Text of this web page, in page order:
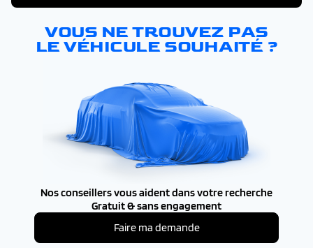
VOUS NE TROUVEZ PAS
LE VÉHICULE SOUHAITÉ ?
Nos conseillers vous aident dans votre recherche
Gratuit & sans engagement
Faire ma demande